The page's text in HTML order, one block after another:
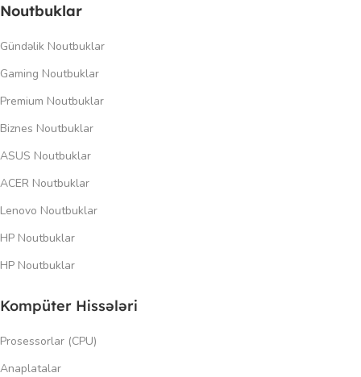
Noutbuklar
Gündəlik Noutbuklar
Gaming Noutbuklar
Premium Noutbuklar
Biznes Noutbuklar
ASUS Noutbuklar
ACER Noutbuklar
Lenovo Noutbuklar
HP Noutbuklar
HP Noutbuklar
Kompüter Hissələri
Prosessorlar (CPU)
Anaplatalar